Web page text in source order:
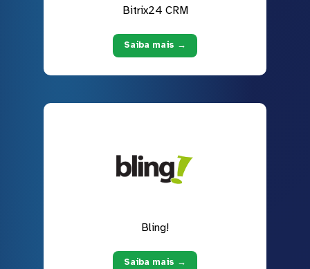
Bitrix24 CRM
Saiba mais →
Bling!
Saiba mais →